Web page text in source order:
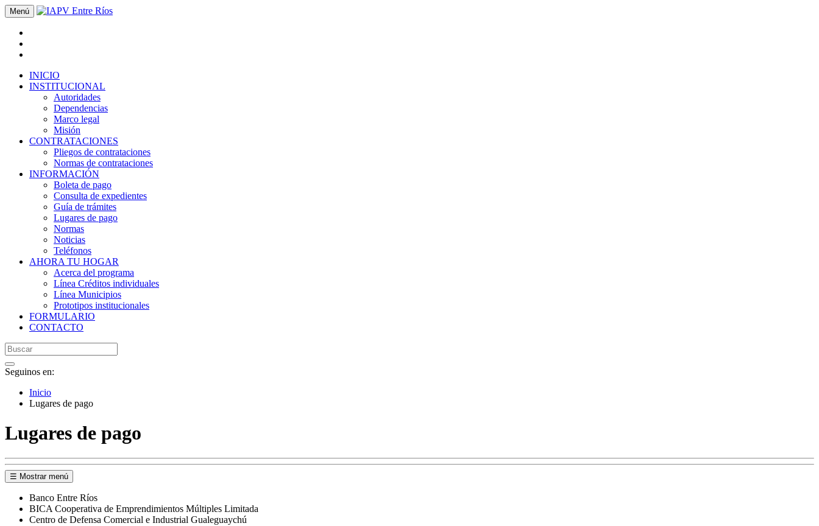
Menú
INICIO
INSTITUCIONAL
Autoridades
Dependencias
Marco legal
Misión
CONTRATACIONES
Pliegos de contrataciones
Normas de contrataciones
INFORMACIÓN
Boleta de pago
Consulta de expedientes
Guía de trámites
Lugares de pago
Normas
Noticias
Teléfonos
AHORA TU HOGAR
Acerca del programa
Línea Créditos individuales
Línea Municipios
Prototipos institucionales
FORMULARIO
CONTACTO
Seguinos en:
Inicio
Lugares de pago
Lugares de pago
☰ Mostrar menú
Banco Entre Ríos
BICA Cooperativa de Emprendimientos Múltiples Limitada
Centro de Defensa Comercial e Industrial Gualeguaychú